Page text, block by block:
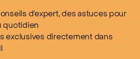
d’expert, des astuces pour
quotidien
exclusives directement dans